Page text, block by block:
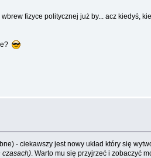
fizyce politycznej już by... acz kiedyś,
- ciekawszy jest nowy układ który się
czasach). Warto mu się przyjrzeć i zobaczyć